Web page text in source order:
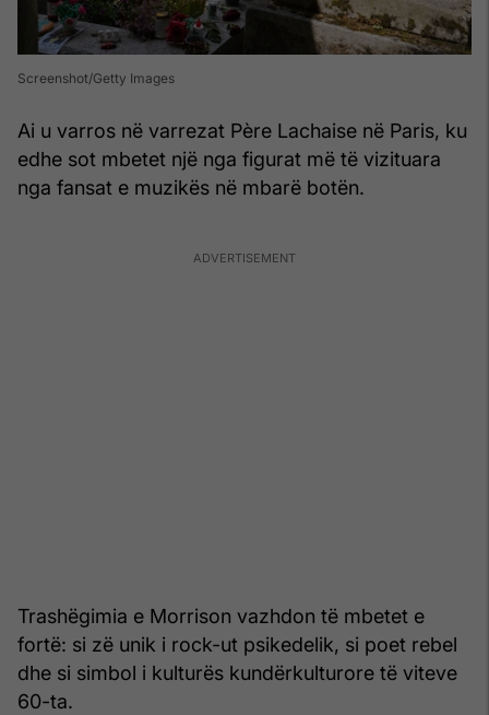
Screenshot/Getty Images
Ai u varros në varrezat Père Lachaise në Paris, ku
edhe sot mbetet një nga figurat më të vizituara
nga fansat e muzikës në mbarë botën.
Trashëgimia e Morrison vazhdon të mbetet e
fortë: si zë unik i rock-ut psikedelik, si poet rebel
dhe si simbol i kulturës kundërkulturore të viteve
60-ta.